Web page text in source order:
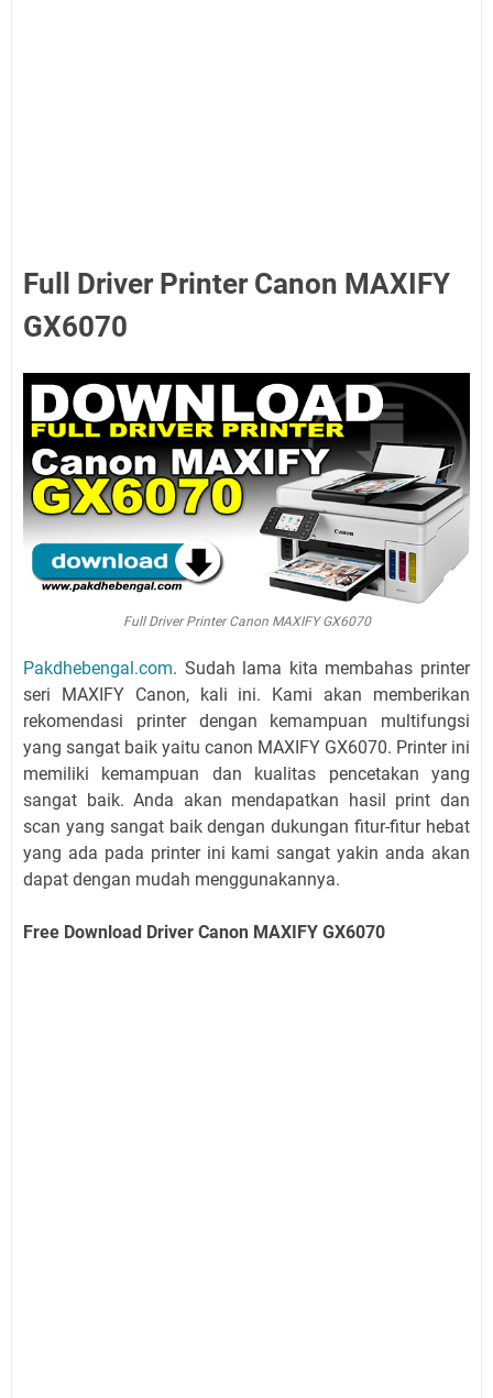
Full Driver Printer Canon MAXIFY
GX6070
Full Driver Printer Canon MAXIFY GX6070
Pakdhebengal.com. Sudah lama kita membahas printer
seri MAXIFY Canon, kali ini. Kami akan memberikan
rekomendasi printer dengan kemampuan multifungsi
yang sangat baik yaitu canon MAXIFY GX6070. Printer ini
memiliki kemampuan dan kualitas pencetakan yang
sangat baik. Anda akan mendapatkan hasil print dan
scan yang sangat baik dengan dukungan fitur-fitur hebat
yang ada pada printer ini kami sangat yakin anda akan
dapat dengan mudah menggunakannya.
Free Download Driver Canon MAXIFY GX6070